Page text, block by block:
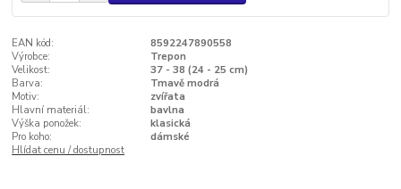
EAN kód:
8592247890558
Výrobce:
Trepon
Velikost:
37 - 38 (24 - 25 cm)
Barva:
Tmavě modrá
Motiv:
zvířata
Hlavní materiál:
bavlna
Výška ponožek:
klasická
Pro koho:
dámské
Hlídat cenu / dostupnost